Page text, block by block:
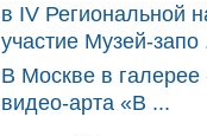
в IV Региональной
участие Музей-запо
В Москве в галерее
видео-арта «В ...